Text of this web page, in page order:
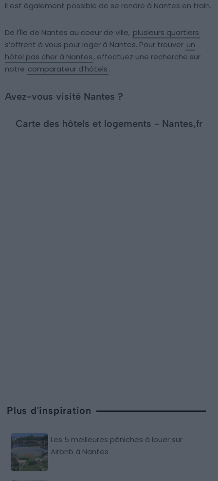
Il est également possible de se rendre à Nantes en train.
De l’Île de Nantes au coeur de ville, plusieurs quartiers
s’offrent à vous pour loger à Nantes. Pour trouver un
hôtel pas cher à Nantes, effectuez une recherche sur
notre comparateur d’hôtels.
Avez-vous visité Nantes ?
Carte des hôtels et logements - Nantes,fr
Plus d'inspiration
Les 5 meilleures péniches à louer sur
Airbnb à Nantes